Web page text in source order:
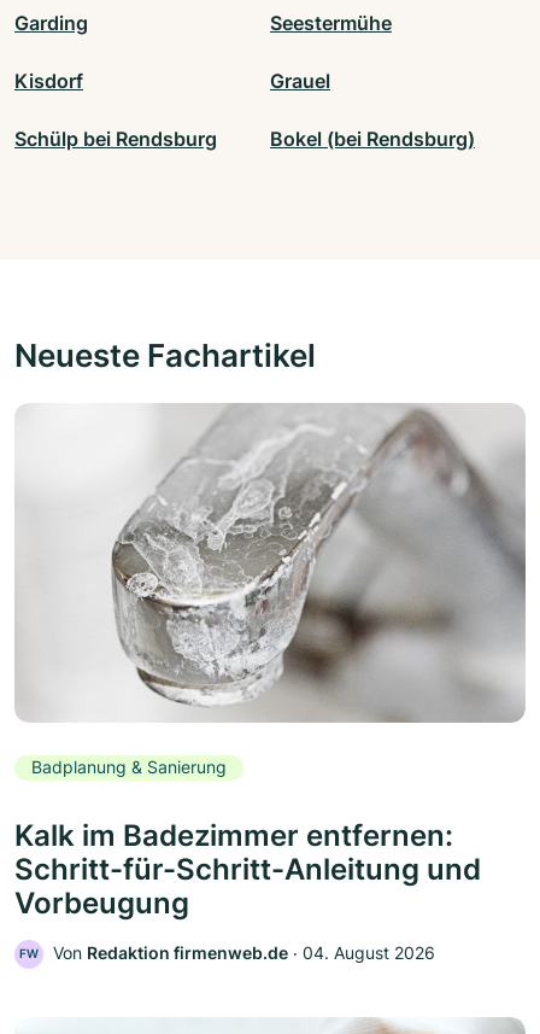
Garding Seestermühe
Kisdorf Grauel
Schülp bei Rendsburg Bokel (bei Rendsburg)
Neueste Fachartikel
Badplanung & Sanierung
Kalk im Badezimmer entfernen:
Schritt-für-Schritt-Anleitung und
Vorbeugung
FW Von Redaktion firmenweb.de ‧ 04. August 2026